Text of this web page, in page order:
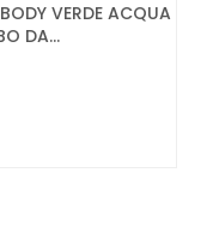
VERDE ACQUA
DA...